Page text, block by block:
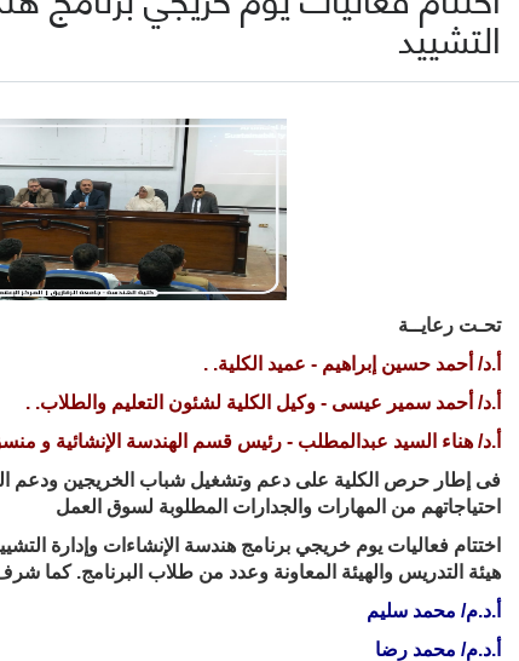
التشييد
تحـت رعايــة
أ.د/ أحمد حسين إبراهيم - عميد الكلية. .
أ.د/ أحمد سمير عيسى - وكيل الكلية لشئون التعليم والطلاب. .
أ.د/ هناء السيد عبدالمطلب - رئيس قسم الهندسة الإنشائية و
فى إطار حرص الكلية على دعم وتشغيل شباب الخريجين ودعم
احتياجاتهم من المهارات والجدارات المطلوبة لسوق العمل
اختتام فعاليات يوم خريجي برنامج هندسة الإنشاءات وإدارة
هيئة التدريس والهيئة المعاونة وعدد من طلاب البرنامج. كما
أ.د.م/ محمد سليم
أ.د.م/ محمد رضا